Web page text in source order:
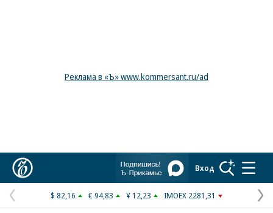
Реклама в «Ъ» www.kommersant.ru/ad
Вход
Предыдущая
$ 82,16 € 94,83 ¥ 12,23 IMOEX 2281,31